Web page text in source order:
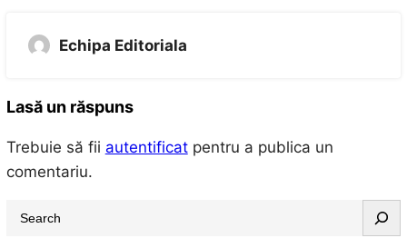
Echipa Editoriala
Lasă un răspuns
Trebuie să fii autentificatpentru a publica un
comentariu.